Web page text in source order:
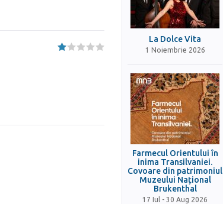
La Dolce Vita
1 Noiembrie 2026
Farmecul Orientului în
inima Transilvaniei.
Covoare din patrimoniul
Muzeului Național
Brukenthal
17 Iul - 30 Aug 2026